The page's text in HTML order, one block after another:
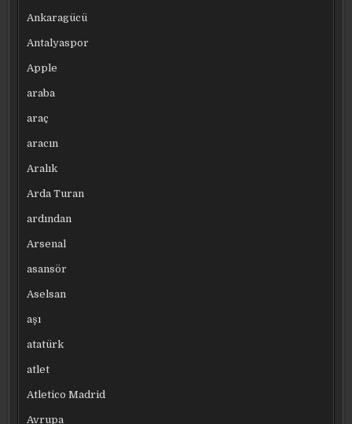
Ankaragücü
Antalyaspor
Apple
araba
araç
aracın
Aralık
Arda Turan
ardından
Arsenal
asansör
Aselsan
aşı
atatürk
atlet
Atletico Madrid
Avrupa